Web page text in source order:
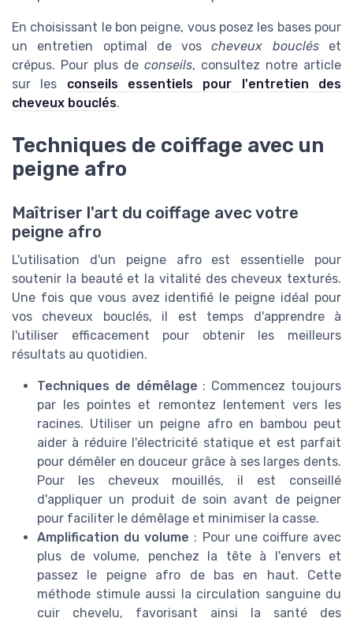
En choisissant le bon peigne, vous posez les bases pour
un entretien optimal de voscheveux boucléset
crépus. Pour plus de conseils, consultez notre article
sur les conseils essentiels pour l'entretien des
cheveux bouclés.
Techniques de coiffage avec un
peigne afro
Maîtriser l'art du coiffage avec votre
peigne afro
L'utilisation d'un peigne afro est essentielle pour
soutenir la beauté et la vitalité des cheveux texturés.
Une fois que vous avez identifié le peigne idéal pour
vos cheveux bouclés, il est temps d'apprendre à
l'utiliser efficacement pour obtenir les meilleurs
résultats au quotidien.
Techniques de démêlage : Commencez toujours
par les pointes et remontez lentement vers les
racines. Utiliser un peigne afro en bambou peut
aider à réduire l'électricité statique et est parfait
pour démêler en douceur grâce à ses larges dents.
Pour les cheveux mouillés, il est conseillé
d'appliquer un produit de soin avant de peigner
pour faciliter le démêlage et minimiser la casse.
Amplification du volume : Pour une coiffure avec
plus de volume, penchez la tête à l'envers et
passez le peigne afro de bas en haut. Cette
méthode stimule aussi la circulation sanguine du
cuir chevelu, favorisant ainsi la santé des